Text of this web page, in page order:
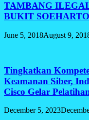
TAMBANG
BUKIT SOEHARTO
June 5, 2018August 9,
Tingkatkan
Keamanan Siber,
Cisco Gelar
December 5, 2023